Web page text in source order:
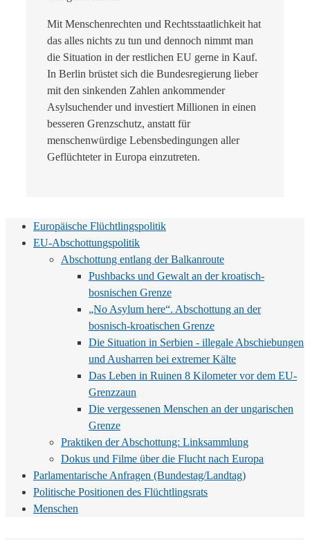
Mit Menschenrechten und Rechtsstaatlichkeit hat
das alles nichts zu tun und dennoch nimmt man
die Situation in der restlichen EU gerne in Kauf.
In Berlin brüstet sich die Bundesregierung lieber
mit den sinkenden Zahlen ankommender
Asylsuchender und investiert Millionen in einen
besseren Grenzschutz, anstatt für
menschenwürdige Lebensbedingungen aller
Geflüchteter in Europa einzutreten.
Europäische Flüchtlingspolitik
EU-Abschottungspolitik
Abschottung entlang der Balkanroute
Pushbacks und Gewalt an der kroatisch-
bosnischen Grenze
„No Asylum here“. Abschottung an der
bosnisch-kroatischen Grenze
Die Situation in Serbien - illegale Abschiebungen
und Ausharren bei extremer Kälte
Das Leben in Ruinen 8 Kilometer vor dem EU-
Grenzzaun
Die vergessenen Menschen an der ungarischen
Grenze
Praktiken der Abschottung: Linksammlung
Dokus und Filme über die Flucht nach Europa
Parlamentarische Anfragen (Bundestag/Landtag)
Politische Positionen des Flüchtlingsrats
Menschen